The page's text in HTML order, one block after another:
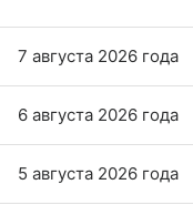
7 августа 2026 года
6 августа 2026 года
5 августа 2026 года